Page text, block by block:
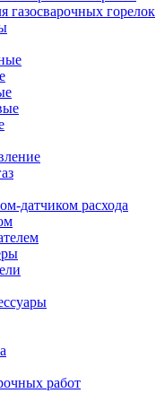
газосварочных горелок
датчиком расхода
работ